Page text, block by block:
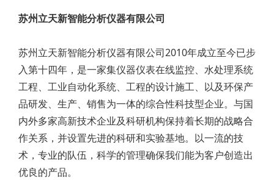
苏州立天新智能分析仪器有限公司
苏州立天新智能分析仪器有限公司2010年成立至今已步
入第十四年，是一家集仪器仪表在线监控、水处理系统
工程、工业自动化系统、工程的设计施工、以及环保产
品研发、生产、销售为一体的综合性科技型企业。与国
内外多家高新技术企业及科研机构保持着长期的战略合
作关系，并设置先进的科研和实验基地。以一流的技
术，专业的队伍，科学的管理确保我们能为客户创造出
优良的产品。